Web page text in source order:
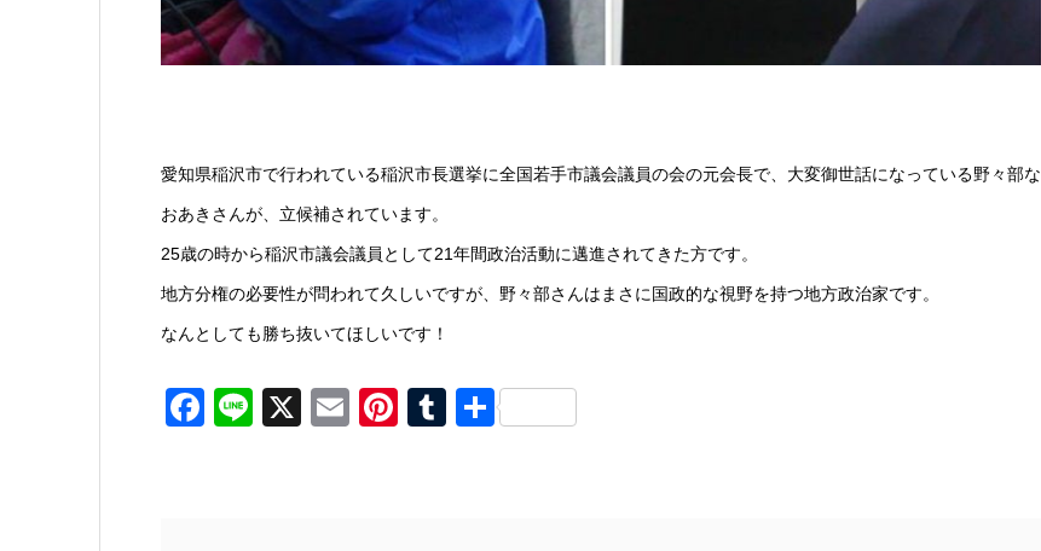
愛知県稲沢市で行われている稲沢市長選挙に全国若手市議会議員の会の元会長で、大変御世話になっている野々部な
おあきさんが、立候補されています。
25歳の時から稲沢市議会議員として21年間政治活動に邁進されてきた方です。
地方分権の必要性が問われて久しいですが、野々部さんはまさに国政的な視野を持つ地方政治家です。
なんとしても勝ち抜いてほしいです！
Facebook
Line
X EmailPinterest
Tumblr
共